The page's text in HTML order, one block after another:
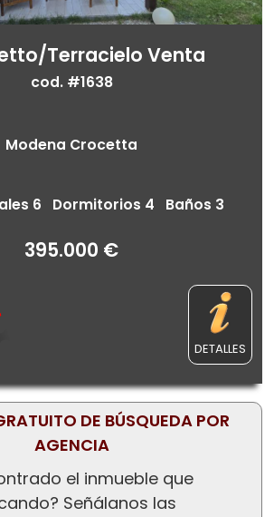
Terracielo Venta
cod. #1638
Modena Crocetta
6 Dormitorios 4 Baños 3
395.000 €
DETALLES
DE BÚSQUEDA POR
AGENCIA
el inmueble que
Señálanos las